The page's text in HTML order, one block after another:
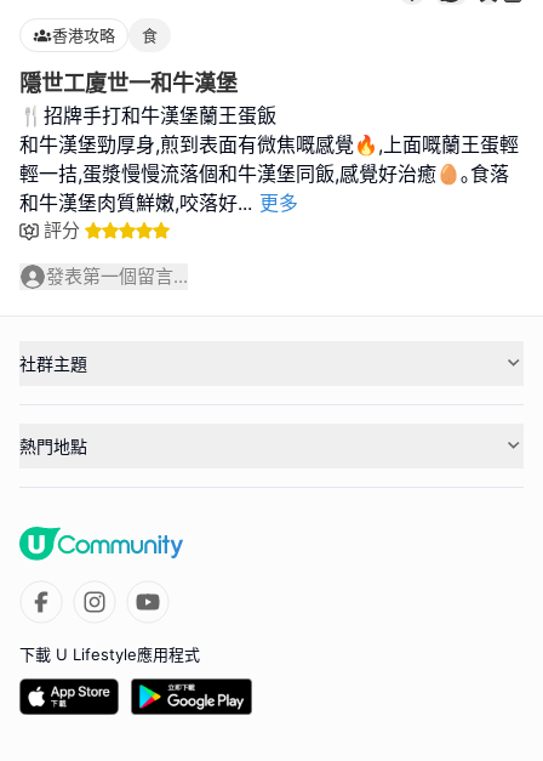
香港攻略 食
隱世工廈世一和牛漢堡
🍴招牌手打和牛漢堡蘭王蛋飯
和牛漢堡勁厚身,煎到表面有微焦嘅感覺🔥,上面嘅蘭王蛋輕
輕一拮,蛋漿慢慢流落個和牛漢堡同飯,感覺好治癒🥚｡食落
和牛漢堡肉質鮮嫩,咬落好... 更多
評分
發表第一個留言...
社群主題
熱門地點
下載 U Lifestyle應用程式